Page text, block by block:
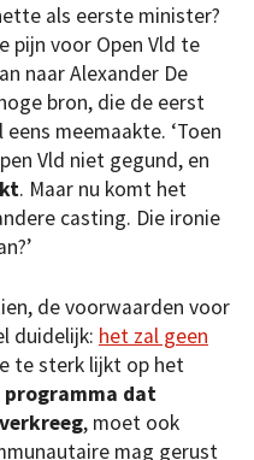
als eerste minister?
pijn voor Open Vld te
naar Alexander De
bron, die de eerst
meemaakte. ‘Toen
Vld niet gegund, en
. Maar nu komt het
casting. Die ironie
de voorwaarden voor
duidelijk: het zal geen
te sterk lijkt op het
programma dat
, moet ook
mag gerust